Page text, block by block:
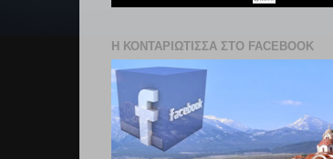
Η ΚΟΝΤΑΡΙΩΤΙΣΣΑ ΣΤΟ FACEBOOK